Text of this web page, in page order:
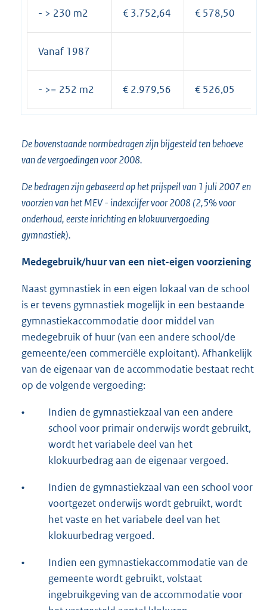
- > 230 m2 € 3.752,64 € 578,50
Vanaf 1987
- >= 252 m2 € 2.979,56 € 526,05
De bovenstaande normbedragen zijn bijgesteld ten behoeve
van de vergoedingen voor 2008.
De bedragen zijn gebaseerd op het prijspeil van 1 juli 2007 en
voorzien van het MEV - indexcijfer voor 2008 (2,5% voor
onderhoud, eerste inrichting en klokuurvergoeding
gymnastiek).
Medegebruik/huur van een niet-eigen voorziening
Naast gymnastiek in een eigen lokaal van de school
is er tevens gymnastiek mogelijk in een bestaande
gymnastiekaccommodatie door middel van
medegebruik of huur (van een andere school/de
gemeente/een commerciële exploitant). Afhankelijk
van de eigenaar van de accommodatie bestaat recht
op de volgende vergoeding:
•
Indien de gymnastiekzaal van een andere
school voor primair onderwijs wordt gebruikt,
wordt het variabele deel van het
klokuurbedrag aan de eigenaar vergoed.
•
Indien de gymnastiekzaal van een school voor
voortgezet onderwijs wordt gebruikt, wordt
het vaste en het variabele deel van het
klokuurbedrag vergoed.
•
Indien een gymnastiekaccommodatie van de
gemeente wordt gebruikt, volstaat
ingebruikgeving van de accommodatie voor